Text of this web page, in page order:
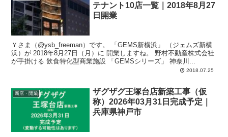
テナント10店一覧｜2018年8月27
日開業
Ｙさま（@ysb_freeman）です。 「GEMS新横浜」 （ジェムズ新横
浜）が 2018年8月27日（月）に 開業しますね。 野村不動産株式会社
が手掛ける 飲食特化型商業施設 「GEMSシリーズ」 神奈川...
2018.07.25
新店・開業
ザグザグ王塚台店新築工事（仮
称）2026年03月31日完成予定｜
兵庫県神戸市